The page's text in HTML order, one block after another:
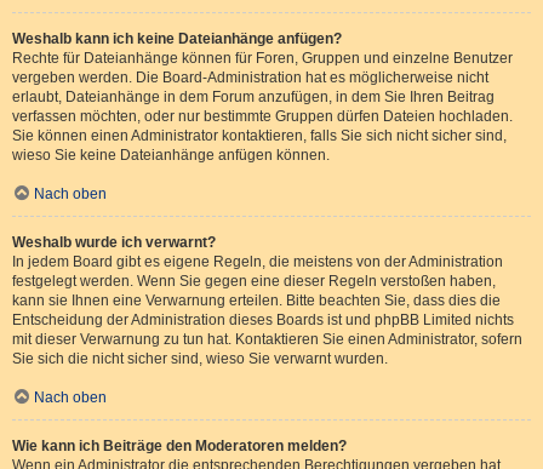
Weshalb kann ich keine Dateianhänge anfügen?
Rechte für Dateianhänge können für Foren, Gruppen und einzelne Benutzer
vergeben werden. Die Board-Administration hat es möglicherweise nicht
erlaubt, Dateianhänge in dem Forum anzufügen, in dem Sie Ihren Beitrag
verfassen möchten, oder nur bestimmte Gruppen dürfen Dateien hochladen.
Sie können einen Administrator kontaktieren, falls Sie sich nicht sicher sind,
wieso Sie keine Dateianhänge anfügen können.
Nach oben
Weshalb wurde ich verwarnt?
In jedem Board gibt es eigene Regeln, die meistens von der Administration
festgelegt werden. Wenn Sie gegen eine dieser Regeln verstoßen haben,
kann sie Ihnen eine Verwarnung erteilen. Bitte beachten Sie, dass dies die
Entscheidung der Administration dieses Boards ist und phpBB Limited nichts
mit dieser Verwarnung zu tun hat. Kontaktieren Sie einen Administrator, sofern
Sie sich die nicht sicher sind, wieso Sie verwarnt wurden.
Nach oben
Wie kann ich Beiträge den Moderatoren melden?
Wenn ein Administrator die entsprechenden Berechtigungen vergeben hat,